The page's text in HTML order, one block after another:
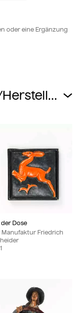
oder eine Ergänzung
Dose
Manufaktur Friedrich
meinem Album